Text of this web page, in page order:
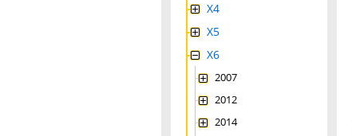
X4
Х5
X6
2007
2012
2014